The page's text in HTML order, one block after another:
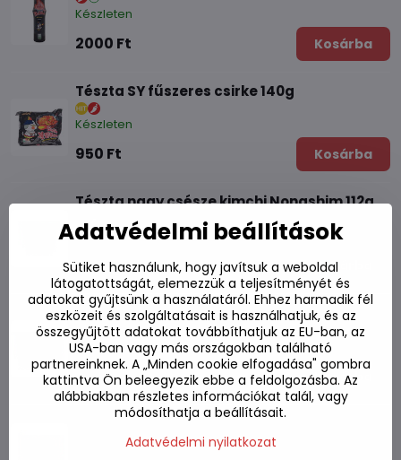
Készleten
2000 Ft Kosárba
Tészta SY fűszeres csirke 140g
Készleten
950 Ft Kosárba
Tészta nagy csésze kimchi Nongshim 112g
Készleten
1050 Ft Kosárba
Tészta nagy csésze SY fűszeres csirke 105g
Készleten
1280 Ft Kosárba
Instant leves tészta ízesítés nélkül 110g
Készleten
Adatvédelmi beállítások
Sütiket használunk, hogy javítsuk a weboldal
látogatottságát, elemezzük a teljesítményét és
adatokat gyűjtsünk a használatáról. Ehhez harmadik fél
eszközeit és szolgáltatásait is használhatjuk, és az
összegyűjtött adatokat továbbíthatjuk az EU-ban, az
USA-ban vagy más országokban található
partnereinknek. A „Minden cookie elfogadása" gombra
kattintva Ön beleegyezik ebbe a feldolgozásba. Az
alábbiakban részletes információkat talál, vagy
módosíthatja a beállításait.
Adatvédelmi nyilatkozat